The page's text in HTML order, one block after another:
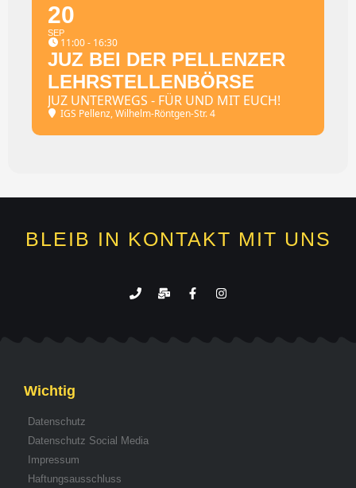
20
SEP
11:00 - 16:30
JUZ BEI DER PELLENZER
LEHRSTELLENBÖRSE
JUZ UNTERWEGS - FÜR UND MIT EUCH!
IGS Pellenz, Wilhelm-Röntgen-Str. 4
BLEIB IN KONTAKT MIT UNS
Wichtig
Datenschutz
Datenschutz Social Media
Impressum
Haftungsausschluss